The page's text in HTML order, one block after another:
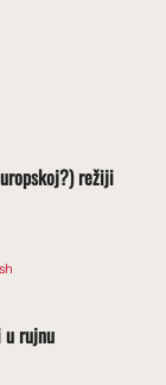
režiji
rujnu